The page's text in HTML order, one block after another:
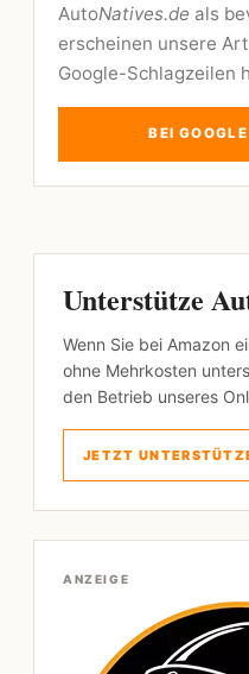
AutoNatives.de als
erscheinen unsere
Google-Schlagzeilen
BEI
Unterstütze
Wenn Sie bei Amazon
ohne Mehrkosten
den Betrieb unseres
JETZT
ANZEIGE